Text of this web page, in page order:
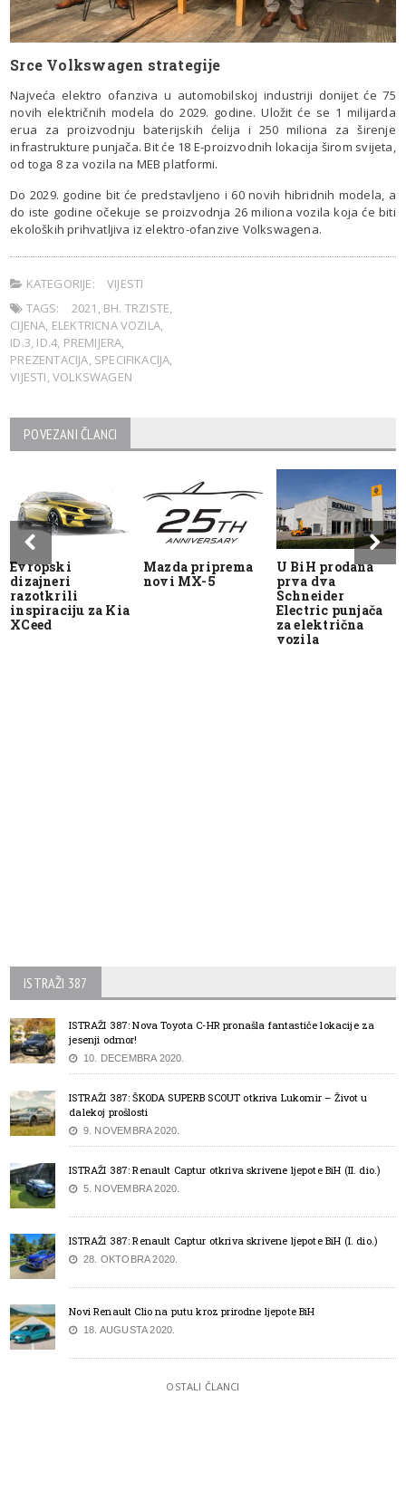
Srce Volkswagen strategije
Najveća elektro ofanziva u automobilskoj industriji donijet će 75
novih električnih modela do 2029. godine. Uložit će se 1 milijarda
erua za proizvodnju baterijskih ćelija i 250 miliona za širenje
infrastrukture punjača. Bit će 18 E-proizvodnih lokacija širom svijeta,
od toga 8 za vozila na MEB platformi.
Do 2029. godine bit će predstavljeno i 60 novih hibridnih modela, a
do iste godine očekuje se proizvodnja 26 miliona vozila koja će biti
ekoloških prihvatljiva iz elektro-ofanzive Volkswagena.
KATEGORIJE:
VIJESTI
TAGS:
2021 , BH. TRZISTE,
CIJENA, ELEKTRICNA VOZILA,
ID.3, ID.4, PREMIJERA,
PREZENTACIJA, SPECIFIKACIJA,
VIJESTI,VOLKSWAGEN
POVEZANI ČLANCI
Evropski
dizajneri
razotkrili
inspiraciju za Kia
XCeed
Mazda priprema
novi MX-5
U BiH prodana
prva dva
Schneider
Electric punjača
za električna
vozila
ISTRAŽI 387
ISTRAŽI 387: Nova Toyota C-HR pronašla fantastiče lokacije za
jesenji odmor!
10. DECEMBRA 2020.
ISTRAŽI 387: ŠKODA SUPERB SCOUT otkriva Lukomir – Život u
dalekoj prošlosti
9. NOVEMBRA 2020.
ISTRAŽI 387: Renault Captur otkriva skrivene ljepote BiH (II. dio.)
5. NOVEMBRA 2020.
ISTRAŽI 387: Renault Captur otkriva skrivene ljepote BiH (I. dio.)
28. OKTOBRA 2020.
Novi Renault Clio na putu kroz prirodne ljepote BiH
18. AUGUSTA 2020.
OSTALI ČLANCI